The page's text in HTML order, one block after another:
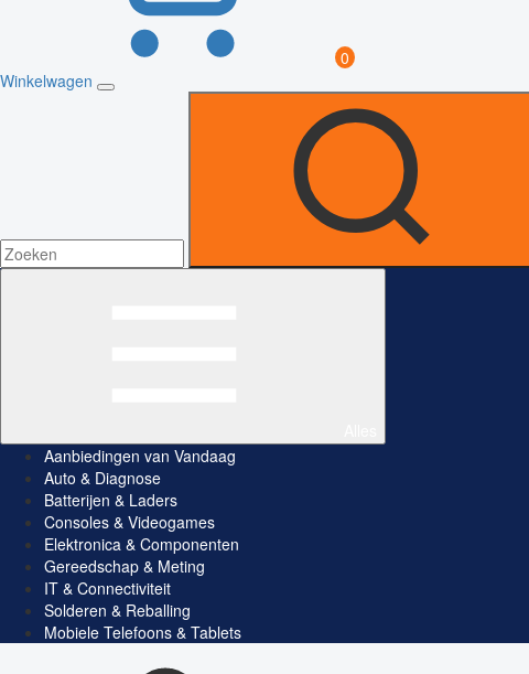
0
Winkelwagen
Aanbiedingen van Vandaag
Auto & Diagnose
Batterijen & Laders
Consoles & Videogames
Elektronica & Componenten
Gereedschap & Meting
IT & Connectiviteit
Solderen & Reballing
Mobiele Telefoons & Tablets